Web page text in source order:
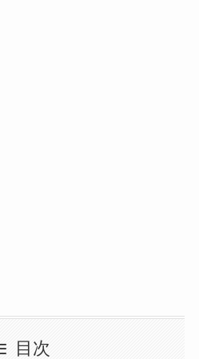
目次